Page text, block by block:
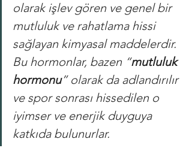
olarak işlev gören ve genel bir
mutluluk ve rahatlama hissi
sağlayan kimyasal maddelerdir.
Bu hormonlar, bazen “mutluluk
hormonu” olarak da adlandırılır
ve spor sonrası hissedilen o
iyimser ve enerjik duyguya
katkıda bulunurlar.